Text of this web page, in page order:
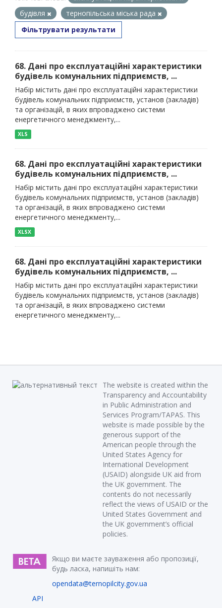
будівля
тернопільська міська рада
Фільтрувати результати
68. Дані про експлуатаційні характеристики
будівель комунальних підприємств, ...
Набір містить дані про експлуатаційні характеристики
будівель комунальних підприємств, установ (закладів)
та організацій, в яких впроваджено системи
енергетичного менеджменту,...
XLS
68. Дані про експлуатаційні характеристики
будівель комунальних підприємств, ...
Набір містить дані про експлуатаційні характеристики
будівель комунальних підприємств, установ (закладів)
та організацій, в яких впроваджено системи
енергетичного менеджменту,...
XLSX
68. Дані про експлуатаційні характеристики
будівель комунальних підприємств, ...
Набір містить дані про експлуатаційні характеристики
будівель комунальних підприємств, установ (закладів)
та організацій, в яких впроваджено системи
енергетичного менеджменту,...
The website is created within the
Transparency and Accountability
in Public Administration and
Services Program/TAPAS. This
website is made possible by the
generous support of the
American people through the
United States Agency for
International Development
(USAID) alongside UK aid from
the UK government. The
contents do not necessarily
reflect the views of USAID or the
United States Government and
the UK government’s official
policies.
Якщо ви маєте зауваження або пропозиції,
будь ласка, напишіть нам:
opendata@ternopilcity.gov.ua
API